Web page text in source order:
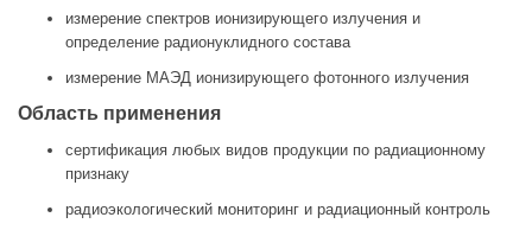
измерение спектров ионизирующего излучения и
определение радионуклидного состава
измерение МАЭД ионизирующего фотонного излучения
Область применения
сертификация любых видов продукции по радиационному
признаку
радиоэкологический мониторинг и радиационный контроль